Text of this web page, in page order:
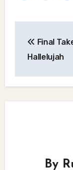
Final
Hallelujah
By